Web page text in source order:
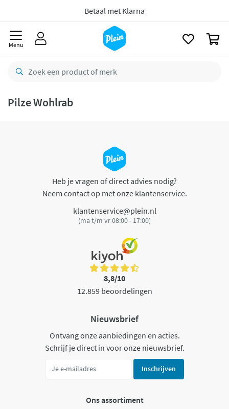
Betaal met Klarna
Menu
Pilze Wohlrab
Heb je vragen of direct advies nodig?
Neem contact op met onze klantenservice.
klantenservice@plein.nl
(ma t/m vr 08:00 - 17:00)
8,8/10
12.859 beoordelingen
Nieuwsbrief
Ontvang onze aanbiedingen en acties.
Schrijf je direct in voor onze nieuwsbrief.
Inschrijven
Ons assortiment